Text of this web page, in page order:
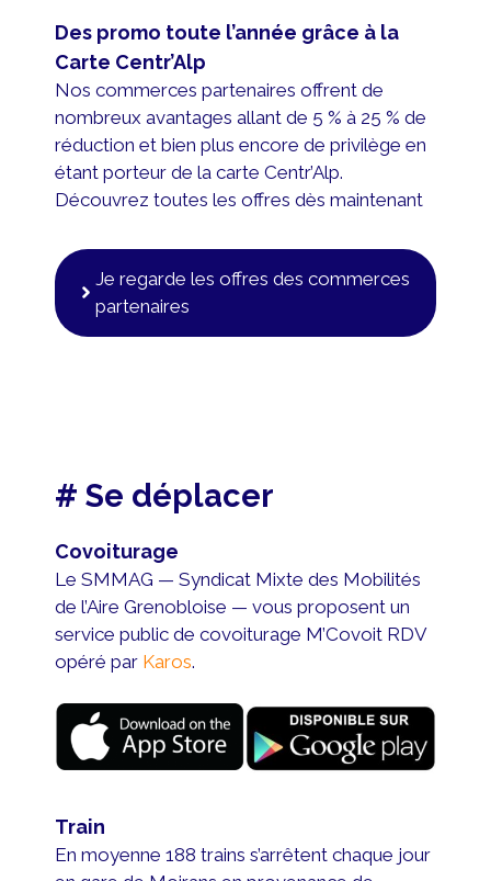
Des promo toute l’année grâce à la
Carte Centr’Alp
Nos commerces partenaires offrent de
nombreux avantages allant de 5 % à 25 % de
réduction et bien plus encore de privilège en
étant porteur de la carte Centr’Alp.
Découvrez toutes les offres dès maintenant
Je regarde les offres des commerces
partenaires
# Se déplacer
Covoiturage
Le SMMAG — Syndicat Mixte des Mobilités
de l’Aire Grenobloise — vous proposent un
service public de covoiturage M’Covoit RDV
opéré par Karos.
Train
En moyenne 188 trains s’arrêtent chaque jour